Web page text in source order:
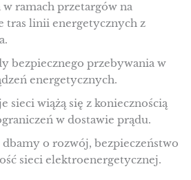
ramach przetargów na
tras linii energetycznych z
bezpiecznego przebywania w
energetycznych.
sieci wiążą się z koniecznością
w dostawie prądu.
o rozwój, bezpieczeństwo
sieci elektroenergetycznej.